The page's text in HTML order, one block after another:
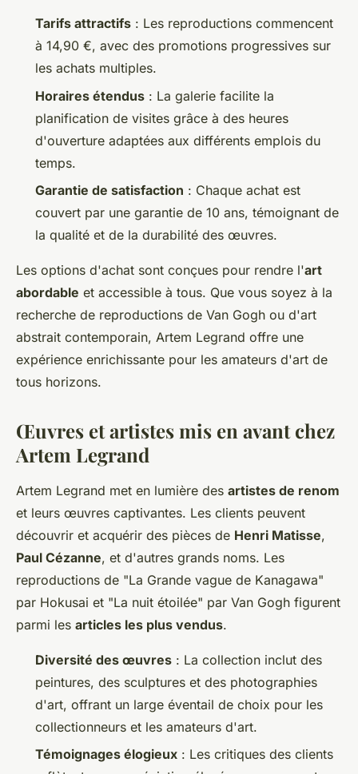
Tarifs attractifs : Les reproductions commencent
à 14,90 €, avec des promotions progressives sur
les achats multiples.
Horaires étendus : La galerie facilite la
planification de visites grâce à des heures
d'ouverture adaptées aux différents emplois du
temps.
Garantie de satisfaction : Chaque achat est
couvert par une garantie de 10 ans, témoignant de
la qualité et de la durabilité des œuvres.
Les options d'achat sont conçues pour rendre l'art
abordable et accessible à tous. Que vous soyez à la
recherche de reproductions de Van Gogh ou d'art
abstrait contemporain, Artem Legrand offre une
expérience enrichissante pour les amateurs d'art de
tous horizons.
Œuvres et artistes mis en avant chez
Artem Legrand
Artem Legrand met en lumière des artistes de renom
et leurs œuvres captivantes. Les clients peuvent
découvrir et acquérir des pièces de Henri Matisse,
Paul Cézanne, et d'autres grands noms. Les
reproductions de "La Grande vague de Kanagawa"
par Hokusai et "La nuit étoilée" par Van Gogh figurent
parmi les articles les plus vendus.
Diversité des œuvres : La collection inclut des
peintures, des sculptures et des photographies
d'art, offrant un large éventail de choix pour les
collectionneurs et les amateurs d'art.
Témoignages élogieux : Les critiques des clients